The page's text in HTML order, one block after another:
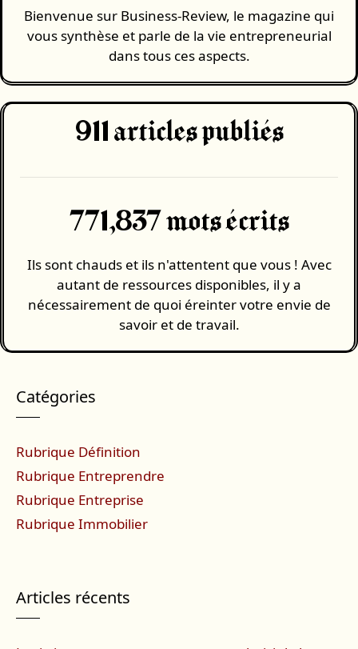
Bienvenue sur Business-Review, le magazine qui
vous synthèse et parle de la vie entrepreneurial
dans tous ces aspects.
911 articles publiés
771,837 mots écrits
Ils sont chauds et ils n'attentent que vous ! Avec
autant de ressources disponibles, il y a
nécessairement de quoi éreinter votre envie de
savoir et de travail.
Catégories
Rubrique Définition
Rubrique Entreprendre
Rubrique Entreprise
Rubrique Immobilier
Articles récents